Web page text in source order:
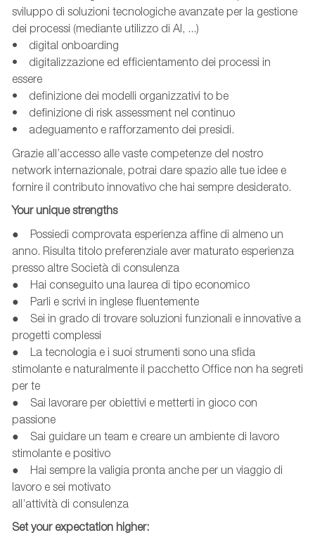
sviluppo di soluzioni tecnologiche avanzate per la gestione
dei processi (mediante utilizzo di AI, ...)
• digital onboarding
•
digitalizzazioneed efficientamento dei processi in
essere
• definizione dei modelli organizzativi to be
• definizione di risk assessment nel continuo
• adeguamento e rafforzamento dei presidi.
Grazie all’accesso alle vaste competenze del nostro
network internazionale, potrai dare spazio alle tue idee e
fornire il contributo innovativo che hai sempre desiderato.
Your unique strengths
● Possiedi comprovata esperienza affine di almeno un
anno. Risulta titolo preferenziale aver maturato esperienza
presso altre Società di consulenza
● Hai conseguito una laurea di tipo economico
● Parli e scrivi in inglese fluentemente
● Sei in grado di trovare soluzioni funzionali e innovative a
progetti complessi
● La tecnologia e i suoi strumenti sono una sfida
stimolante e naturalmente il pacchetto Office non ha segreti
per te
● Sai lavorare per obiettivi e metterti in gioco con
passione
● Sai guidare un team e creare un ambiente di lavoro
stimolante e positivo
● Hai sempre la valigia pronta anche per un viaggio di
lavoro e sei motivato
all’attività di consulenza
Setyour expectation higher: